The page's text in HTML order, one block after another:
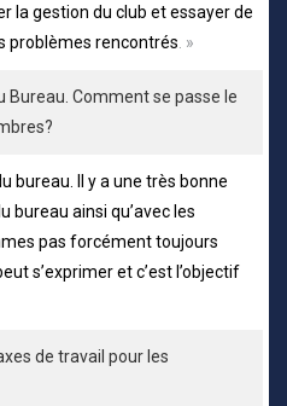
la gestion du club et essayer de
problèmes rencontrés . »
Bureau. Comment se passe le
bureau. Il y a une très bonne
bureau ainsi qu’avec les
pas forcément toujours
s’exprimer et c’est l’objectif
de travail pour les